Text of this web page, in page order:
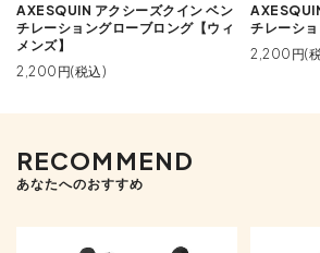
AXESQUIN アクシーズクイン ベン
チレーショングローブロング【ウィ
メンズ】
2,200円(税込)
チレーシ
2,200円(
RECOMMEND
あなたへのおすすめ